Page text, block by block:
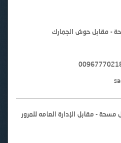
- مقابل حوش الجمارك
- مقابل الإدارة العامه للمرور